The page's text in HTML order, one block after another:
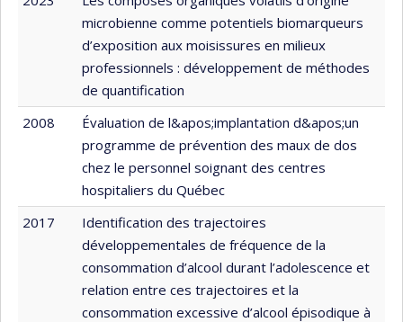
microbienne comme potentiels biomarqueurs
d’exposition aux moisissures en milieux
professionnels : développement de méthodes
de quantification
2008
Évaluation de l&apos;implantation d&apos;un
programme de prévention des maux de dos
chez le personnel soignant des centres
hospitaliers du Québec
2017
Identification des trajectoires
développementales de fréquence de la
consommation d’alcool durant l’adolescence et
relation entre ces trajectoires et la
consommation excessive d’alcool épisodique à